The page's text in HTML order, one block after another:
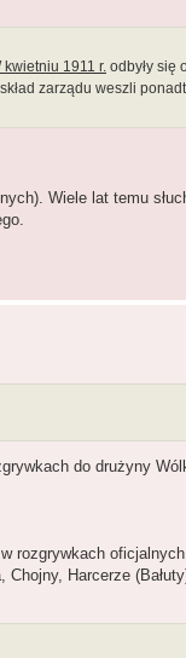
kwietniu 1911 r. odbyły się
zarządu weszli
Wiele lat temu
do drużyny
rozgrywkach
Harcerze